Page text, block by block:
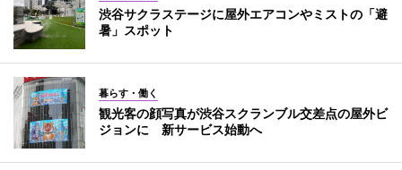
渋谷サクラステージに屋外エアコンやミストの「避
暑」スポット
暮らす・働く
観光客の顔写真が渋谷スクランブル交差点の屋外ビ
ジョンに 新サービス始動へ